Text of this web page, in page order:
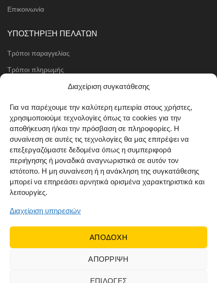
Διαχείριση συγκατάθεσης
Για να παρέχουμε την καλύτερη εμπειρία στους χρήστες,
χρησιμοποιούμε τεχνολογίες όπως τα cookies για την
αποθήκευση ή/και την πρόσβαση σε πληροφορίες. Η
συναίνεση σε αυτές τις τεχνολογίες θα μας επιτρέψει να
επεξεργαζόμαστε δεδομένα όπως η συμπεριφορά
περιήγησης ή μοναδικά αναγνωριστικά σε αυτόν τον
ιστότοπο. Η μη συναίνεση ή η ανάκληση της συγκατάθεσης
μπορεί να επηρεάσει αρνητικά ορισμένα χαρακτηριστικά και
λειτουργίες.
Διαχείριση υπηρεσιών
ΑΠΟΔΟΧΗ
ΑΠΟΡΡΙΨΗ
ΕΠΙΛΟΓΕΣ
Επικοινωνία
ΥΠΟΣΤΗΡΙΞΗ ΠΕΛΑΤΩΝ
Τρόποι παραγγελίας
Τρόποι πληρωμής
Μέθοδοι αποστολής
Όροι χρήσης
Cookie Policy (EU)
ΑΚΟΛΟΥΘΗΣΤΕ ΜΑΣ
Web development